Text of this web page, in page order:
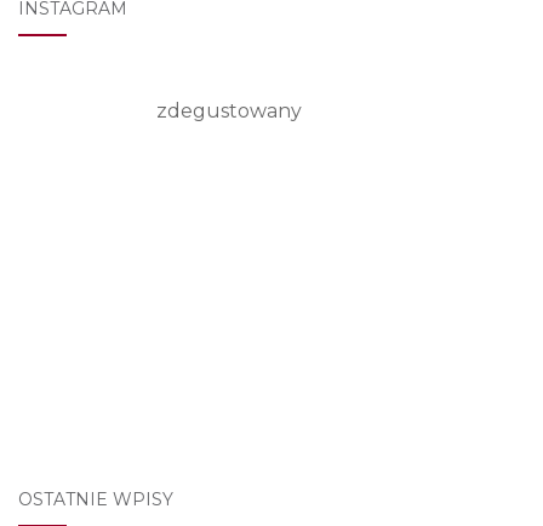
INSTAGRAM
zdegustowany
OSTATNIE WPISY